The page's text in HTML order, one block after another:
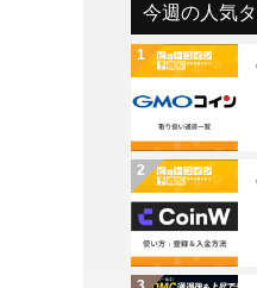
今週の人気